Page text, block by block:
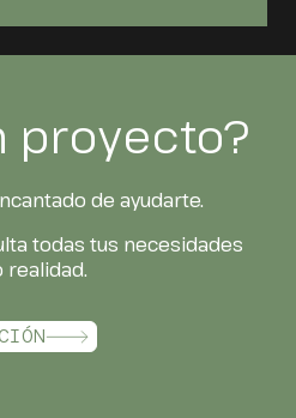
proyecto?
de ayudarte.
todas tus necesidades
realidad.